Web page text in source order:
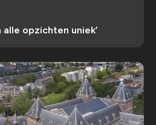
opzichten uniek’